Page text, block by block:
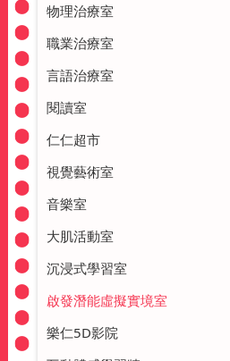
物理治療室
職業治療室
言語治療室
閱讀室
仁仁超市
視覺藝術室
音樂室
大肌活動室
沉浸式學習室
啟發潛能虛擬實境室
樂仁5D影院